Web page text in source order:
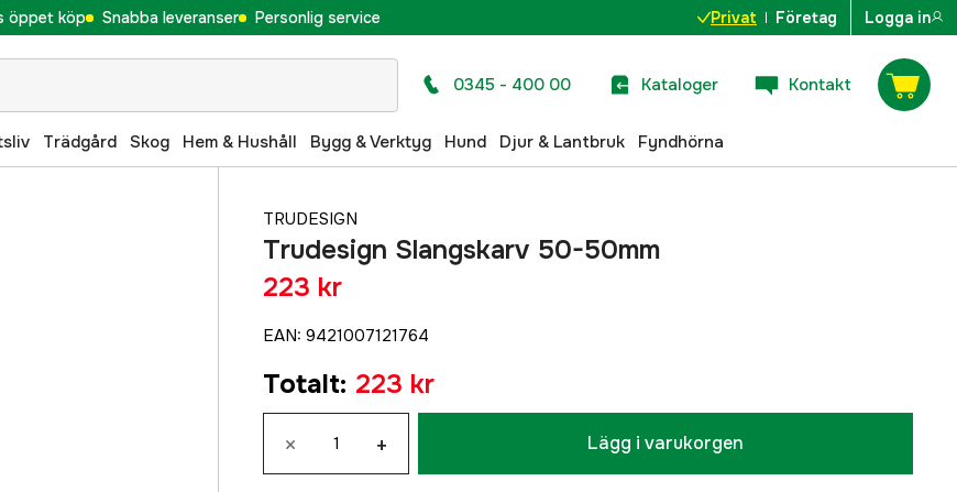
öppet köp Snabba leveranser Personlig service Privat Företag Logga in
0345 - 400 00 Kataloger Kontakt
Trädgård Skog Hem & Hushåll Bygg & Verktyg Hund Djur & Lantbruk Fyndhörna
TRUDESIGN
Trudesign Slangskarv 50-50mm
223 kr
EAN: 9421007121764
Totalt: 223 kr
× + Lägg i varukorgen